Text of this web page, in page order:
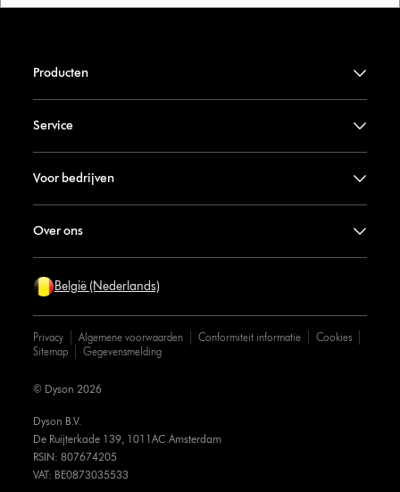
Producten
Service
Voor bedrijven
Over ons
België (Nederlands)
Privacy Algemene voorwaarden Conformiteit informatie
Cookies
Sitemap
Gegevensmelding
Dyson B.V.
De Ruijterkade 139, 1011AC Amsterdam
RSIN: 807674205
VAT: BE0873035533
© Dyson 2026